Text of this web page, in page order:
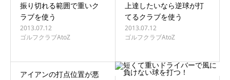
振り切れる範囲で重いク
ラブを使う
2013.07.12
ゴルフクラブAtoZ
上達したいなら逆球が打
てるクラブを使う
2013.07.12
ゴルフクラブAtoZ
アイアンの打点位置が悪